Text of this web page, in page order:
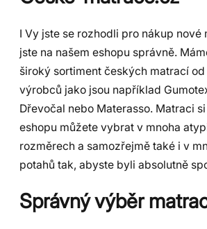
I Vy jste se rozhodli pro nákup nové
jste na našem eshopu správně.
široký sortiment českých matrací
výrobců jako jsou například
Dřevočal nebo Materasso. Matraci
eshopu můžete vybrat v mnoha
rozměrech a samozřejmě také i v
potahů tak, abyste byli absolutně
Správný výběr